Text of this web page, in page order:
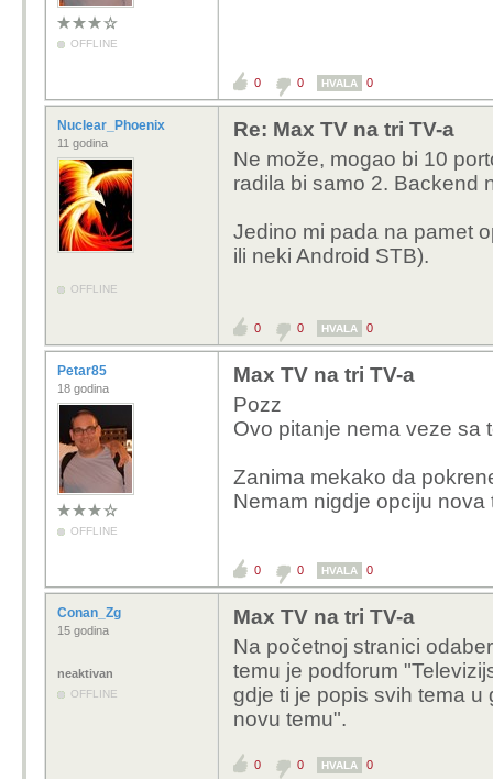
OFFLINE
0 0 HVALA 0
Nuclear_Phoenix
11 godina
OFFLINE
Re: Max TV na tri TV-a
Ne može, mogao bi 10
radila bi samo 2. Backend
Jedino mi pada na pamet
ili neki Android STB).
0 0 HVALA 0
Petar85
18 godina
OFFLINE
Max TV na tri TV-a
Pozz
Ovo pitanje nema veze sa
Zanima mekako da
Nemam nigdje opciju nova
0 0 HVALA 0
Conan_Zg
15 godina
neaktivan
OFFLINE
Max TV na tri TV-a
Na početnoj stranici
temu je podforum
gdje ti je popis svih tema
novu temu".
0 0 HVALA 0